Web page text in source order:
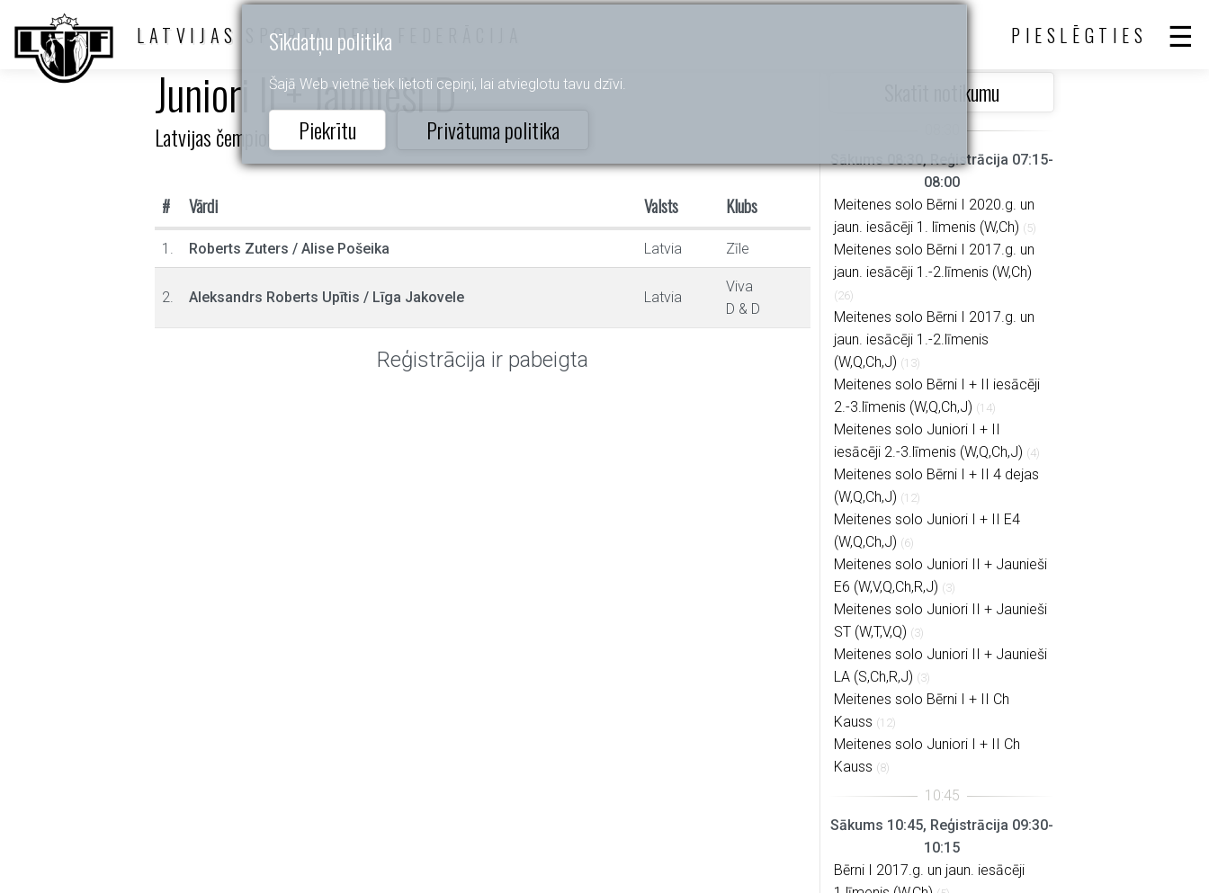
Sīkdatņu politika
Šajā Web vietnē tiek lietoti cepiņi, lai atvieglotu tavu dzīvi.
Piekrītu Privātuma politika
LATVIJAS SPORTA DEJU FEDERĀCIJA PIESLĒGTIES
Juniori II + Jaunieši D
Latvijas čempionāts 10d
# Vārdi Valsts Klubs
1. Roberts Zuters / Alise Pošeika Latvia Zīle
2. Aleksandrs Roberts Upītis / Līga Jakovele Latvia
Viva
D & D
Reģistrācija ir pabeigta
Skatīt notikumu
Sākums 08:30, Reģistrācija 07:15-
08:00
Meitenes solo Bērni I 2020.g. un
jaun. iesācēji 1. līmenis (W,Ch) (5)
Meitenes solo Bērni I 2017.g. un
jaun. iesācēji 1.-2.līmenis (W,Ch)
(26)
Meitenes solo Bērni I 2017.g. un
jaun. iesācēji 1.-2.līmenis
(W,Q,Ch,J) (13)
Meitenes solo Bērni I + II iesācēji
2.-3.līmenis (W,Q,Ch,J) (14)
Meitenes solo Juniori I + II
iesācēji 2.-3.līmenis (W,Q,Ch,J) (4)
Meitenes solo Bērni I + II 4 dejas
(W,Q,Ch,J) (12)
Meitenes solo Juniori I + II E4
(W,Q,Ch,J) (6)
Meitenes solo Juniori II + Jaunieši
E6 (W,V,Q,Ch,R,J) (3)
Meitenes solo Juniori II + Jaunieši
ST (W,T,V,Q) (3)
Meitenes solo Juniori II + Jaunieši
LA (S,Ch,R,J) (3)
Meitenes solo Bērni I + II Ch
Kauss (12)
Meitenes solo Juniori I + II Ch
Kauss (8)
Sākums 10:45, Reģistrācija 09:30-
10:15
Bērni I 2017.g. un jaun. iesācēji